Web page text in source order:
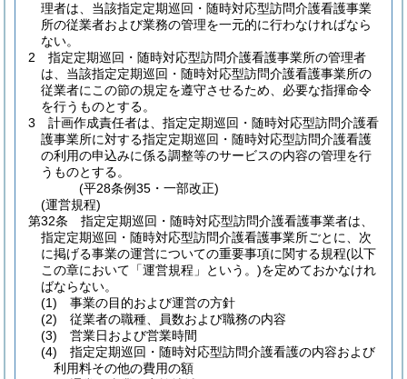
理者は、当該指定定期巡回・随時対応型訪問介護看護事業
所の従業者および業務の管理を一元的に行わなければなら
ない。
2
指定定期巡回・随時対応型訪問介護看護事業所の管理者
は、当該指定定期巡回・随時対応型訪問介護看護事業所の
従業者にこの節の規定を遵守させるため、必要な指揮命令
を行うものとする。
3
計画作成責任者は、指定定期巡回・随時対応型訪問介護看
護事業所に対する指定定期巡回・随時対応型訪問介護看護
の利用の申込みに係る調整等のサービスの内容の管理を行
うものとする。
(平28条例35・一部改正)
(運営規程)
第32条
指定定期巡回・随時対応型訪問介護看護事業者は、
指定定期巡回・随時対応型訪問介護看護事業所ごとに、次
に掲げる事業の運営についての重要事項に関する規程(以下
この章において「運営規程」という。)を定めておかなけれ
ばならない。
(1)
事業の目的および運営の方針
(2)
従業者の職種、員数および職務の内容
(3)
営業日および営業時間
(4)
指定定期巡回・随時対応型訪問介護看護の内容および
利用料その他の費用の額